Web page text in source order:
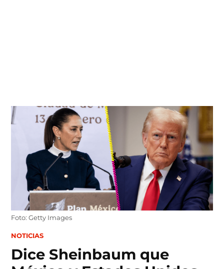
content
Foto: Getty Images
POSTED
NOTICIAS
Dice Sheinbaum que